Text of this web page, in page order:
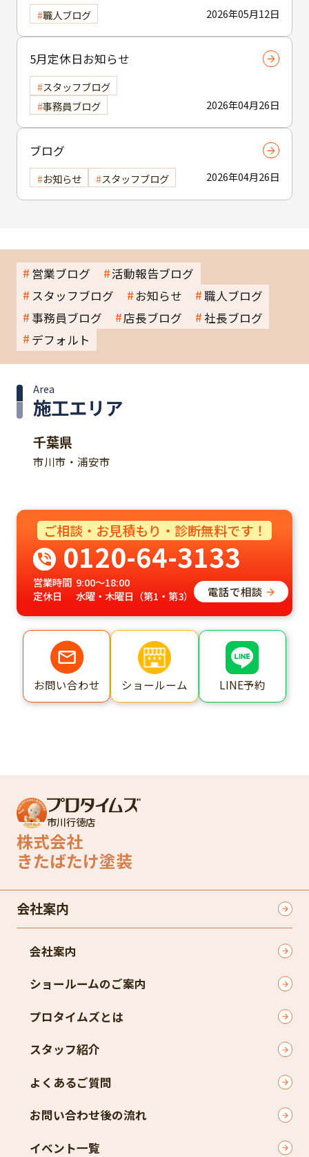
2026年05月12日
職人ブログ
5月定休日お知らせ
2026年04月26日
スタッフブログ
事務員ブログ
ブログ
2026年04月26日
お知らせ スタッフブログ
営業ブログ
活動報告ブログ
スタッフブログ
お知らせ
職人ブログ
事務員ブログ
店長ブログ
社長ブログ
デフォルト
施工エリア
Area
千葉県
市川市・浦安市
ご相談・お見積もり・診断無料です！
0120-64-3133
営業時間 9:00～18:00
定休日
水曜・木曜日（第1・第3） 電話で相談
お問い合わせ ショールーム LINE予約
市川行徳店
株式会社
きたばたけ塗装
会社案内
会社案内
ショールームのご案内
プロタイムズとは
スタッフ紹介
よくあるご質問
お問い合わせ後の流れ
イベント一覧